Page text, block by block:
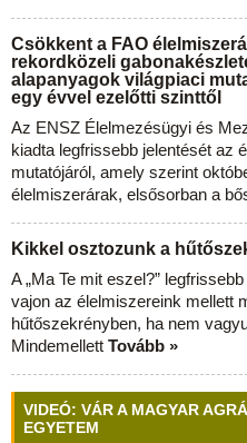
Csökkent a FAO
rekordközeli
alapanyagok világpiaci
egy évvel ezelőtti szinttől
Az ENSZ Élelmezésügyi és
kiadta legfrissebb jelentését az
mutatójáról, amely szerint
élelmiszerárak, elsősorban a
Kikkel osztozunk a
A „Ma Te mit eszel?”
vajon az élelmiszereink mellett
hűtőszekrényben, ha nem
Mindemellett Tovább »
VIDEÓ: VÁR A MAGYAR
EGYETEM